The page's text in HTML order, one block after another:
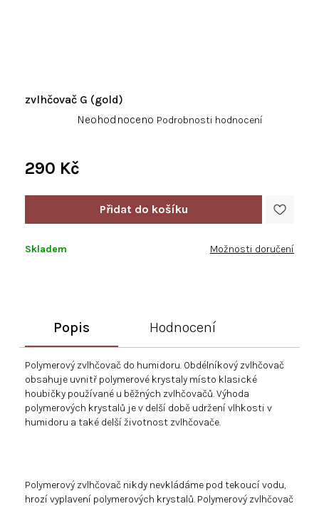
290 Kč
cena:
Skladem Možnosti doručení
zvlhčovač G (gold)
Průměrné
je
0,0
Neohodnoceno Podrobnosti hodnocení
Popis Hodnocení
Polymerový zvlhčovač do humidoru. Obdélníkový zvlhčovač
obsahuje uvnitř polymerové krystaly místo klasické
houbičky používané u běžných zvlhčovačů. Výhoda
polymerových krystalů je v delší době udržení vlhkosti v
humidoru a také delší životnost zvlhčovače.
Polymerový zvlhčovač nikdy nevkládáme pod tekoucí vodu,
hrozí vyplavení polymerových krystalů. Polymerový zvlhčovač